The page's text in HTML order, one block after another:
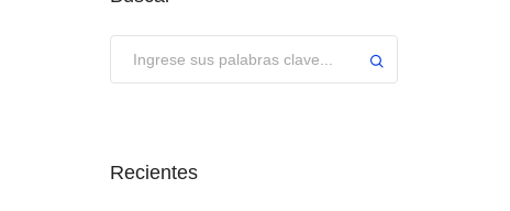
Recientes